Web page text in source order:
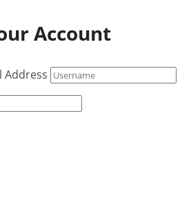
Account
Address